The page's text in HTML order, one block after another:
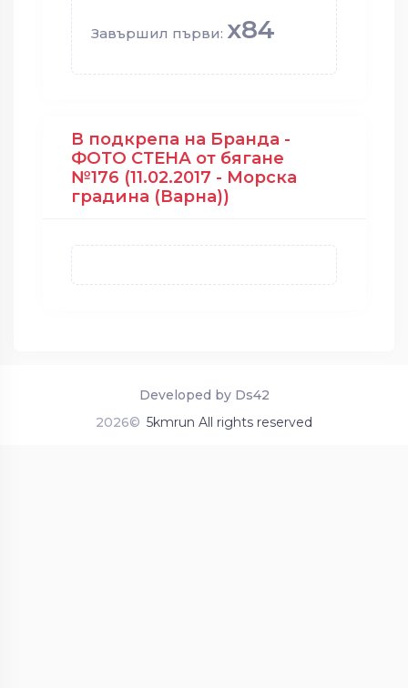
Завършил първи: x84
В подкрепа на Бранда -
ФОТО СТЕНА от бягане
№176 (11.02.2017 - Морска
градина (Варна))
2026© 5kmrun All rights reserved
Developed by Ds42